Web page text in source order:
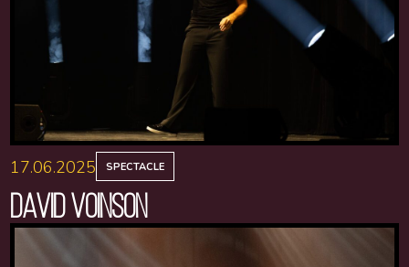
17.06.2025 SPECTACLE
DAVID VOINSON